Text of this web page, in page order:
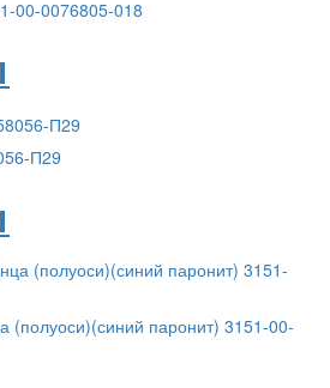
00-0076805-018
П29
(полуоси)(синий паронит) 3151-00-